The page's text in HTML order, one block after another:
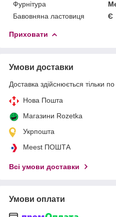
Фурнітура
Бавовняна ластовиця
Є
Приховати
Умови доставки
Доставка здійснюється тільки
Нова Пошта
Магазини Rozetka
Укрпошта
Meest ПОШТА
Всі умови доставки
Умови оплати